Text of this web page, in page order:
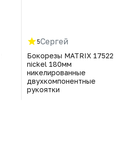
5Сергей
Бокорезы MATRIX 17522
nickel 180мм
никелированные
двухкомпонентные
рукоятки